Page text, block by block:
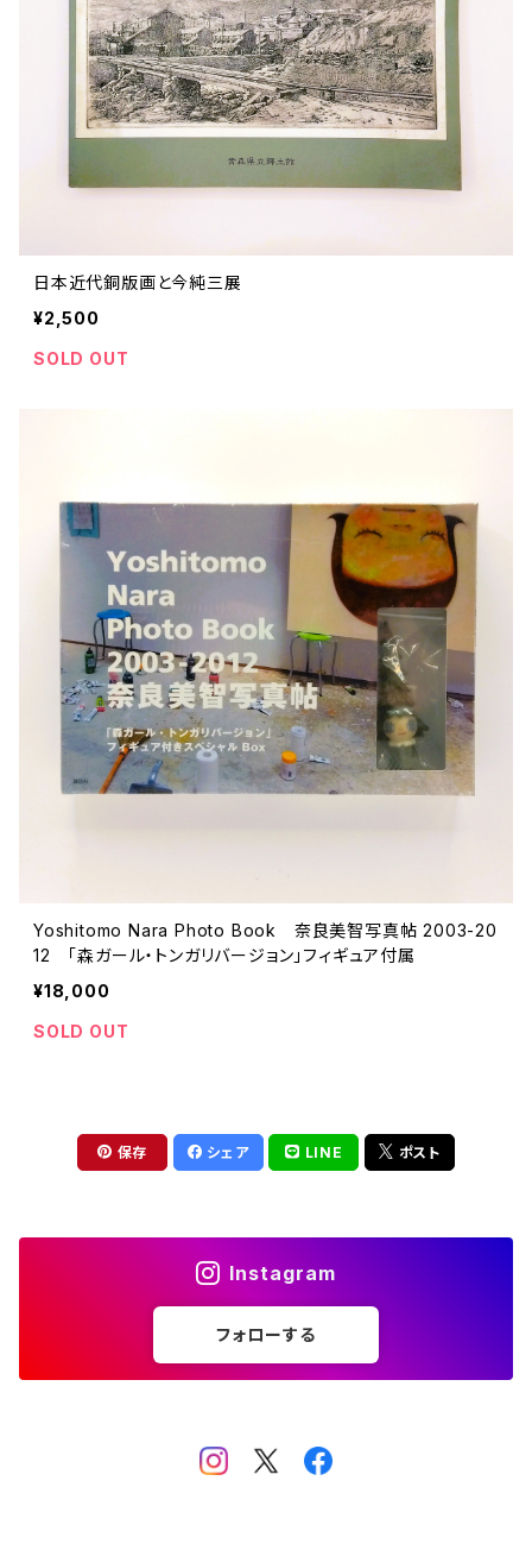
日本近代銅版画と今純三展
¥2,500
SOLD OUT
Yoshitomo Nara Photo Book 奈良美智写真帖 2003-20
12 「森ガール・トンガリバージョン」フィギュア付属
¥18,000
SOLD OUT
保存 シェア LINE ポスト
Instagram
フォローする